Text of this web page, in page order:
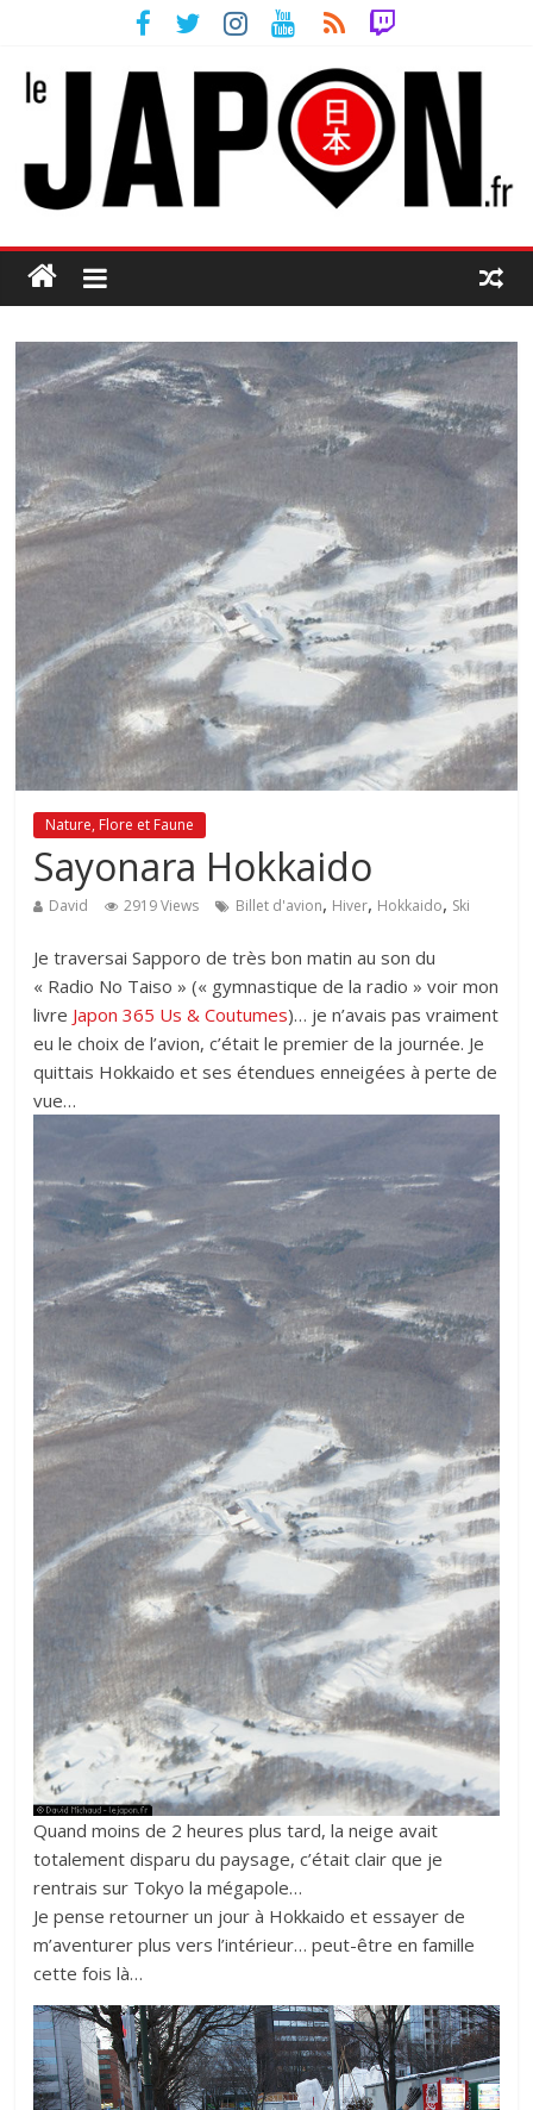
Nature, Flore et Faune
Sayonara Hokkaido
David 2919 Views Billet d'avion, Hiver, Hokkaido, Ski
Je traversai Sapporo de très bon matin au son du
« Radio No Taiso » (« gymnastique de la radio » voir mon
livre Japon 365 Us & Coutumes)… je n’avais pas vraiment
eu le choix de l’avion, c’était le premier de la journée. Je
quittais Hokkaido et ses étendues enneigées à perte de
vue…
Quand moins de 2 heures plus tard, la neige avait
totalement disparu du paysage, c’était clair que je
rentrais sur Tokyo la mégapole…
Je pense retourner un jour à Hokkaido et essayer de
m’aventurer plus vers l’intérieur… peut-être en famille
cette fois là…